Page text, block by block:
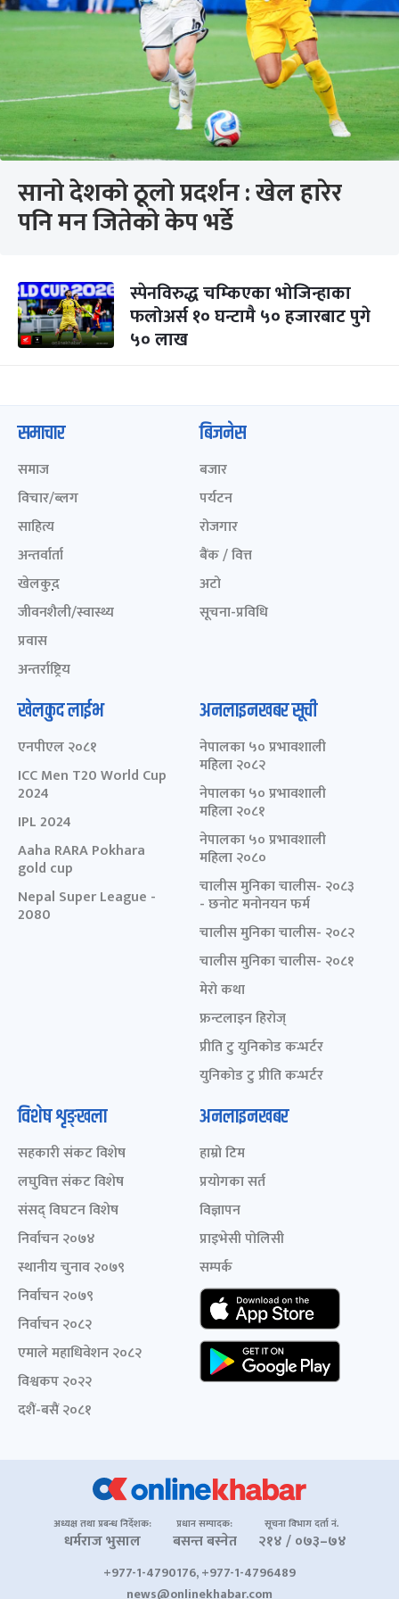
सानो देशको ठूलो प्रदर्शन : खेल हारेर
पनि मन जितेको केप भर्डे
स्पेनविरुद्ध चम्किएका भोजिन्हाका
फलोअर्स १० घन्टामै ५० हजारबाट पुगे
५० लाख
समाचार
समाज
विचार/ब्लग
साहित्य
अन्तर्वार्ता
खेलकुद़़
जीवनशैली/स्वास्थ्य
प्रवास
अन्तर्राष्ट्रिय
बिजनेस
बजार
पर्यटन
रोजगार
बैंक / वित्त
अटो
सूचना-प्रविधि
खेलकुद लाईभ
एनपीएल २०८१
ICC Men T20 World Cup
2024
IPL 2024
Aaha RARA Pokhara
gold cup
Nepal Super League -
2080
अनलाइनखबर सूची
नेपालका ५० प्रभावशाली
महिला २०८२
नेपालका ५० प्रभावशाली
महिला २०८१
नेपालका ५० प्रभावशाली
महिला २०८०
चालीस मुनिका चालीस- २०८३
- छनोट मनोनयन फर्म
चालीस मुनिका चालीस- २०८२
चालीस मुनिका चालीस- २०८१
मेरो कथा
फ्रन्टलाइन हिरोज्
प्रीति टु युनिकोड कन्भर्टर
युनिकोड टु प्रीति कन्भर्टर
विशेष शृङ्खला
सहकारी संकट विशेष
लघुवित्त संकट विशेष
संसद् विघटन विशेष
निर्वाचन २०७४
स्थानीय चुनाव २०७९
निर्वाचन २०७९
निर्वाचन २०८२
एमाले महाधिवेशन २०८२
विश्वकप २०२२
दशैं-बसैं २०८१
अनलाइनखबर
हाम्रो टिम
प्रयोगका सर्त
विज्ञापन
प्राइभेसी पोलिसी
सम्पर्क
अध्यक्ष तथा प्रबन्ध निर्देशक:
धर्मराज भुसाल
प्रधान सम्पादक:
बसन्त बस्नेत
सूचना विभाग दर्ता नं.
२१४ / ०७३–७४
+977-1-4790176, +977-1-4796489
news@onlinekhabar.com